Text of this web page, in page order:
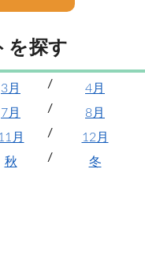
を探す
3月
4月
7月
8月
月
12月
秋 冬